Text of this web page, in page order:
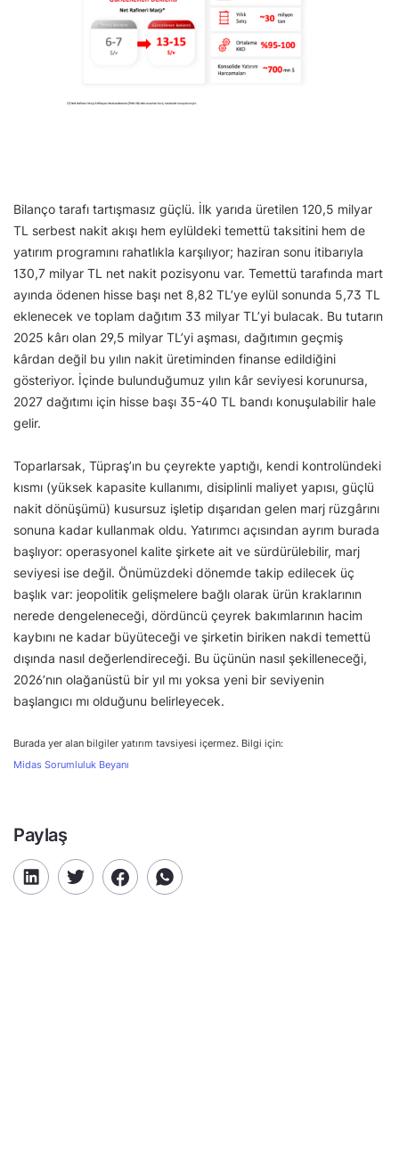
Bilanço tarafı tartışmasız güçlü. İlk yarıda üretilen 120,5 milyar
TL serbest nakit akışı hem eylüldeki temettü taksitini hem de
yatırım programını rahatlıkla karşılıyor; haziran sonu itibarıyla
130,7 milyar TL net nakit pozisyonu var. Temettü tarafında mart
ayında ödenen hisse başı net 8,82 TL’ye eylül sonunda 5,73 TL
eklenecek ve toplam dağıtım 33 milyar TL’yi bulacak. Bu tutarın
2025 kârı olan 29,5 milyar TL’yi aşması, dağıtımın geçmiş
kârdan değil bu yılın nakit üretiminden finanse edildiğini
gösteriyor. İçinde bulunduğumuz yılın kâr seviyesi korunursa,
2027 dağıtımı için hisse başı 35-40 TL bandı konuşulabilir hale
gelir.
Toparlarsak, Tüpraş’ın bu çeyrekte yaptığı, kendi kontrolündeki
kısmı (yüksek kapasite kullanımı, disiplinli maliyet yapısı, güçlü
nakit dönüşümü) kusursuz işletip dışarıdan gelen marj rüzgârını
sonuna kadar kullanmak oldu. Yatırımcı açısından ayrım burada
başlıyor: operasyonel kalite şirkete ait ve sürdürülebilir, marj
seviyesi ise değil. Önümüzdeki dönemde takip edilecek üç
başlık var: jeopolitik gelişmelere bağlı olarak ürün kraklarının
nerede dengeleneceği, dördüncü çeyrek bakımlarının hacim
kaybını ne kadar büyüteceği ve şirketin biriken nakdi temettü
dışında nasıl değerlendireceği. Bu üçünün nasıl şekilleneceği,
2026’nın olağanüstü bir yıl mı yoksa yeni bir seviyenin
başlangıcı mı olduğunu belirleyecek.
Burada yer alan bilgiler yatırım tavsiyesi içermez. Bilgi için:
Midas Sorumluluk Beyanı
Paylaş